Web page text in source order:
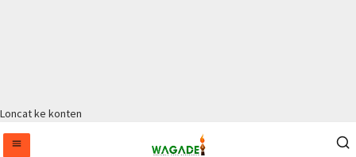
Loncat ke konten